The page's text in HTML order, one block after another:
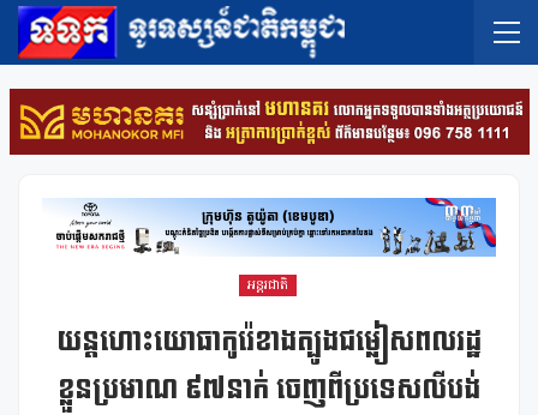
អន្តរជាតិ
យន្តហោះយោធាកូរ៉េខាងត្បូងជម្លៀសពលរដ្ឋ
ខ្លួនប្រមាណ ៩៧នាក់ ចេញពីប្រទេសលីបង់